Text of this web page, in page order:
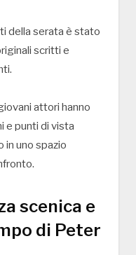
della serata è stato
scritti e
attori hanno
e punti di vista
in uno spazio
scenica e
di Peter